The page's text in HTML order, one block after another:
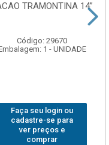
TRAMONTINA 14”
Código: 29670
1 - UNIDADE
Faça seu login ou
cadastre-se para
ver preços e
comprar